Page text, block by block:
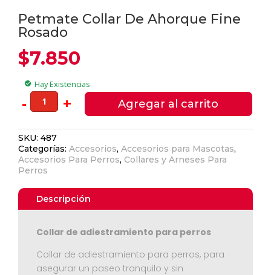
Petmate Collar De Ahorque Fine
Rosado
$7.850
check_circle Hay Existencias
- Petmate
Collar
Ahorque
Fine
Rosado
+ Agregar al carrito
SKU:487
Categorías:Accesorios,Accesorios para Mascotas,
Accesorios Para Perros, Collares y Arneses Para
Perros
Descripción
Collar de adiestramiento para perros
Collar de adiestramiento para perros, para
asegurar un paseo tranquilo y sin